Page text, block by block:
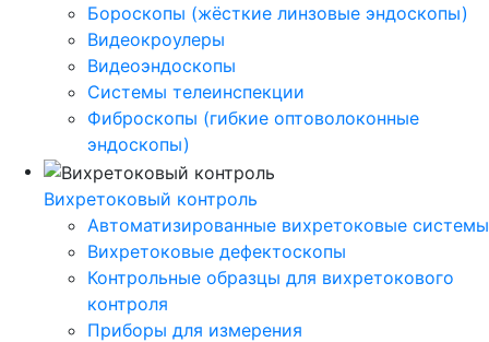
Бороскопы (жёсткие линзовые эндоскопы)
Видеокроулеры
Видеоэндоскопы
Системы телеинспекции
Фиброскопы (гибкие оптоволоконные
эндоскопы)
Вихретоковый контроль
Автоматизированные вихретоковые системы
Вихретоковые дефектоскопы
Контрольные образцы для вихретокового
контроля
Приборы для измерения